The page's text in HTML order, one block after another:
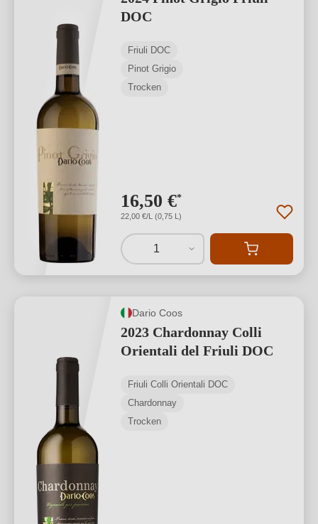
DOC
Friuli DOC
Pinot Grigio
Trocken
16,50 €*
22,00 €/L (0,75 L)
1
Dario Coos
2023 Chardonnay Colli
Orientali del Friuli DOC
Friuli Colli Orientali DOC
Chardonnay
Trocken